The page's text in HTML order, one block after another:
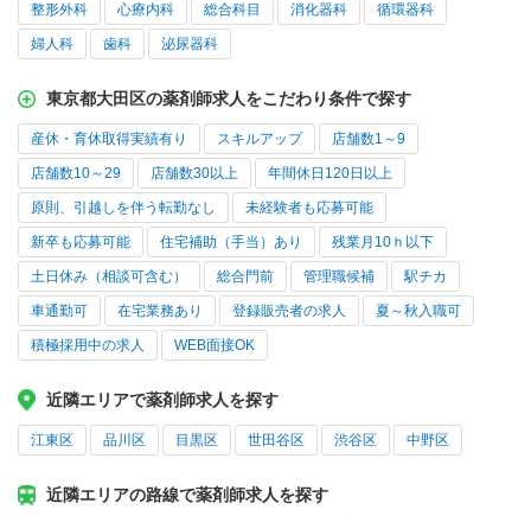
整形外科 心療内科 総合科目 消化器科 循環器科
婦人科 歯科 泌尿器科
東京都大田区の薬剤師求人をこだわり条件で探す
産休・育休取得実績有り スキルアップ 店舗数1～9
店舗数10～29 店舗数30以上 年間休日120日以上
原則、引越しを伴う転勤なし 未経験者も応募可能
新卒も応募可能 住宅補助（手当）あり 残業月10ｈ以下
土日休み（相談可含む） 総合門前 管理職候補 駅チカ
車通勤可 在宅業務あり 登録販売者の求人 夏～秋入職可
積極採用中の求人 WEB面接OK
近隣エリアで薬剤師求人を探す
江東区 品川区 目黒区 世田谷区 渋谷区 中野区
近隣エリアの路線で薬剤師求人を探す